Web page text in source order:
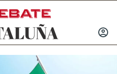
INICIAR